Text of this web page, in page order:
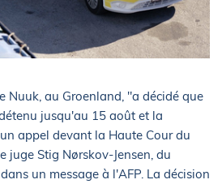
Nuuk, au Groenland, "a décidé que
jusqu'au 15 août et la
appel devant la Haute Cour du
juge Stig Nørskov-Jensen, du
un message à l'AFP. La décision